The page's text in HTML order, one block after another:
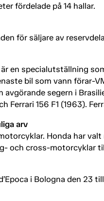
fördelade på 14 hallar.
för säljare av
en specialutställning
bil som vann förar-
segern i
156 F1 (1963).
arv
Honda har
och cross-motorcyklar
i Bologna den 23